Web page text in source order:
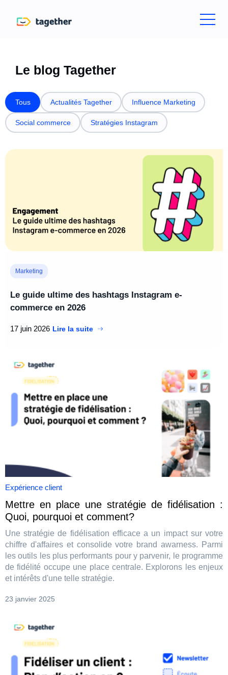
Le blog Tagether
Tous Actualités Tagether Influence Marketing
Social commerce Stratégies Instagram
Marketing
Le guide ultime des hashtags Instagram e-
commerce en 2026
17 juin 2026 Lire la suite
Expérience client
Mettre en place une stratégie de fidélisation :
Quoi, pourquoi et comment?
Une stratégie de fidélisation efficace a un impact sur votre
chiffre d'affaires et consolide votre brand awarness. Parmi
les outils les plus performants pour y parvenir, le programme
de fidélité occupe une place centrale. Explorons les enjeux
et intérêts d'une telle stratégie.
23 janvier 2025